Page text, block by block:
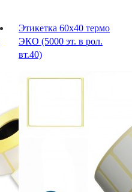
Этикетка 60х40 термо
ЭКО (5000 эт. в рол.
вт.40)